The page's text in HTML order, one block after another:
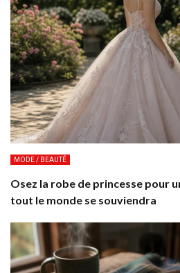
MODE / BEAUTÉ
Osez la robe de princesse pour
tout le monde se souviendra